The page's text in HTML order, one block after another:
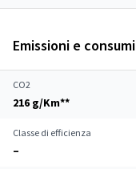
Emissioni e consumi
CO2
216 g/Km**
Classe di efficienza
–